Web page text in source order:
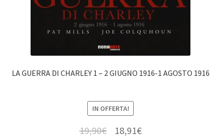
LA GUERRA DI CHARLEY 1 – 2 GIUGNO 1916-1 AGOSTO 1916
IN OFFERTA!
19,90€ 18,91€